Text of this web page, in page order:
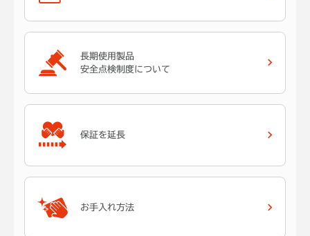
長期使用製品
安全点検制度について
保証を延長
お手入れ方法